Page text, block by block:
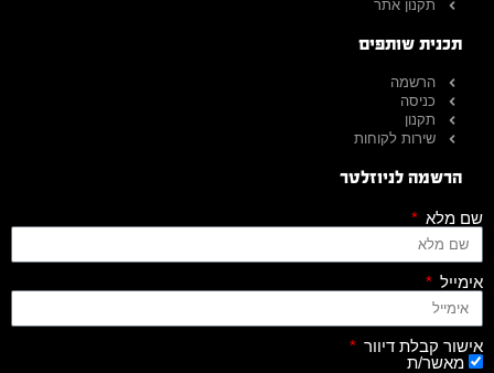
תקנון אתר
תכנית שותפים
הרשמה
כניסה
תקנון
שירות לקוחות
הרשמה לניוזלטר
שם מלא
אימייל
אישור קבלת דיוור
מאשר/ת